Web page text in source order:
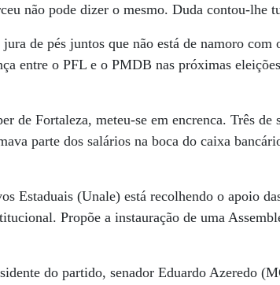
não pode dizer o mesmo. Duda contou-lhe
de pés juntos que não está de namoro com
entre o PFL e o PMDB nas próximas
de Fortaleza, meteu-se em encrenca. Três de
parte dos salários na boca do caixa
Estaduais (Unale) está recolhendo o apoio
Propõe a instauração de uma
do partido, senador Eduardo Azeredo